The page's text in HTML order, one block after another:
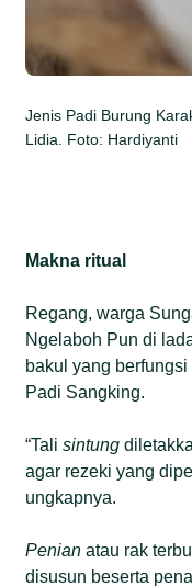
Jenis Padi Burung
Lidia. Foto: Hardiyanti
Makna ritual
Regang, warga
Ngelaboh Pun di
bakul yang
Padi Sangking.
“Talisintung
agar rezeki yang
ungkapnya.
Penianatau rak
disusun beserta